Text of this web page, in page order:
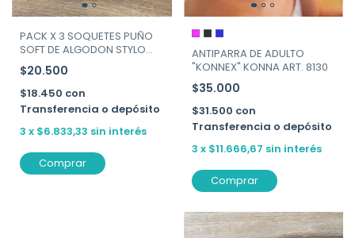
PACK X 3 SOQUETES PUÑO
SOFT DE ALGODON STYLO
ART.171
$20.500
$18.450 con
Transferencia o depósito
3 x $6.833,33 sin interés
Comprar
ANTIPARRA DE ADULTO
"KONNEX" KONNA ART. 8130
$35.000
$31.500 con
Transferencia o depósito
3 x $11.666,67 sin interés
Comprar